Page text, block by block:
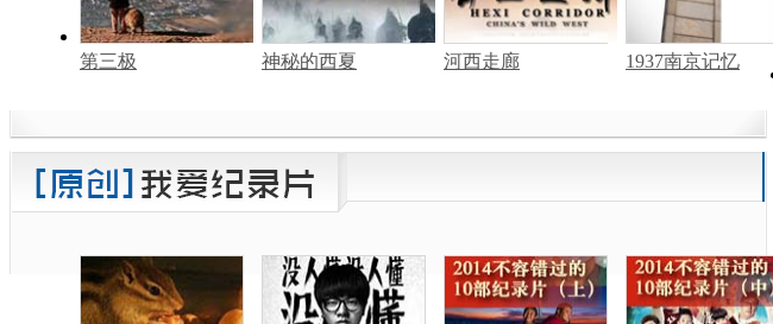
第三极 神秘的西夏 河西走廊
1937南京记忆